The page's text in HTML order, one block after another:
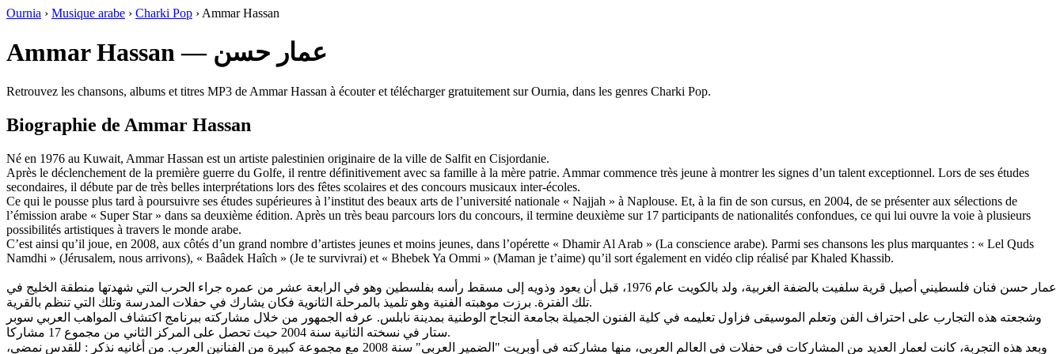
Ournia › Musique arabe › Charki Pop › Ammar Hassan
Ammar Hassan — عمار حسن
Retrouvez les chansons, albums et titres MP3 de Ammar Hassan à écouter et télécharger gratuitement sur Ournia, dans les genres Charki Pop.
Biographie de Ammar Hassan
Né en 1976 au Kuwait, Ammar Hassan est un artiste palestinien originaire de la ville de Salfit en Cisjordanie.
Après le déclenchement de la première guerre du Golfe, il rentre définitivement avec sa famille à la mère patrie. Ammar commence très jeune à montrer les signes d’un talent exceptionnel. Lors de ses études
secondaires, il débute par de très belles interprétations lors des fêtes scolaires et des concours musicaux inter-écoles.
Ce qui le pousse plus tard à poursuivre ses études supérieures à l’institut des beaux arts de l’université nationale « Najjah » à Naplouse. Et, à la fin de son cursus, en 2004, de se présenter aux sélections de
l’émission arabe « Super Star » dans sa deuxième édition. Après un très beau parcours lors du concours, il termine deuxième sur 17 participants de nationalités confondues, ce qui lui ouvre la voie à plusieurs
possibilités artistiques à travers le monde arabe.
C’est ainsi qu’il joue, en 2008, aux côtés d’un grand nombre d’artistes jeunes et moins jeunes, dans l’opérette « Dhamir Al Arab » (La conscience arabe). Parmi ses chansons les plus marquantes : « Lel Quds
Namdhi » (Jérusalem, nous arrivons), « Baâdek Haîch » (Je te survivrai) et « Bhebek Ya Ommi » (Maman je t’aime) qu’il sort également en vidéo clip réalisé par Khaled Khassib.
عمار حسن فنان فلسطيني أصيل قرية سلفيت بالضفة الغربية، ولد بالكويت عام 1976، قبل أن يعود وذويه إلى مسقط رأسه بفلسطين وهو في الرابعة عشر من عمره جراء الحرب التي شهدتها منطقة الخليج في
تلك الفترة. برزت موهبته الفنية وهو تلميذ بالمرحلة الثانوية فكان يشارك في حفلات المدرسة وتلك التي تنظم بالقرية.
وشجعته هذه التجارب على احتراف الفن وتعلم الموسيقى فزاول تعليمه في كلية الفنون الجميلة بجامعة النجاح الوطنية بمدينة نابلس. عرفه الجمهور من خلال مشاركته ببرنامج اكتشاف المواهب العربي سوبر
ستار في نسخته الثانية سنة 2004 حيث تحصل على المركز الثاني من مجموع 17 مشاركا.
وبعد هذه التجربة، كانت لعمار العديد من المشاركات في حفلات في العالم العربي، منها مشاركته في أوبريت "الضمير العربي" سنة 2008 مع مجموعة كبيرة من الفنانين العرب. من أغانيه نذكر : للقدس نمضي،